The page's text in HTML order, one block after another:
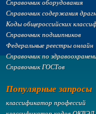
Справочник оборудования
Справочник содержания
Коды общероссийских
Справочник подшипников
Федеральные реестры онлайн
Справочник по
Справочник ГОСТов
Популярные запросы
классификатор профессий